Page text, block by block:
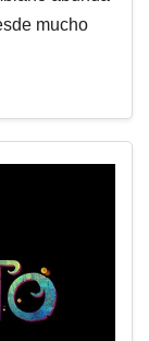
mucho